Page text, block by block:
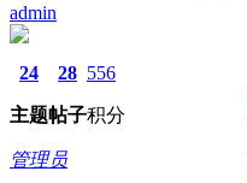
admin
24
主题
28
帖子
556
积分
管理员